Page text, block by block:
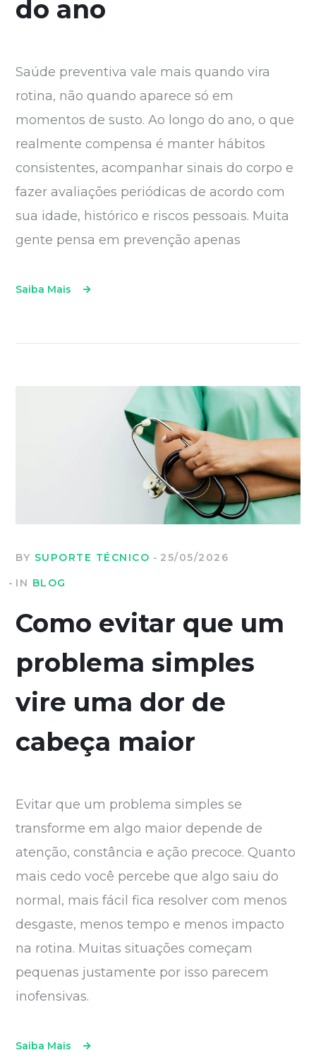
do ano
Saúde preventiva vale mais quando vira
rotina, não quando aparece só em
momentos de susto. Ao longo do ano, o que
realmente compensa é manter hábitos
consistentes, acompanhar sinais do corpo e
fazer avaliações periódicas de acordo com
sua idade, histórico e riscos pessoais. Muita
gente pensa em prevenção apenas
Saiba Mais
BY SUPORTE TÉCNICO
25/05/2026
IN BLOG
Como evitar que um
problema simples
vire uma dor de
cabeça maior
Evitar que um problema simples se
transforme em algo maior depende de
atenção, constância e ação precoce. Quanto
mais cedo você percebe que algo saiu do
normal, mais fácil fica resolver com menos
desgaste, menos tempo e menos impacto
na rotina. Muitas situações começam
pequenas justamente por isso parecem
inofensivas.
Saiba Mais